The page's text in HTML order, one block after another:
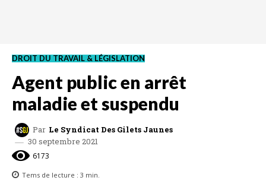
DROIT DU TRAVAIL & LÉGISLATION
Agent public en arrêt
maladie et suspendu
Par Le Syndicat Des Gilets Jaunes
30 septembre 2021
6173
Tems de lecture : 3 min.